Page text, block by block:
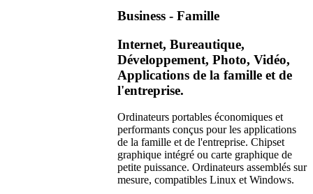
Business - Famille
Internet, Bureautique,
Développement, Photo, Vidéo,
Applications de la famille et de
l'entreprise.
Ordinateurs portables économiques et
performants conçus pour les applications
de la famille et de l'entreprise. Chipset
graphique intégré ou carte graphique de
petite puissance. Ordinateurs assemblés sur
mesure, compatibles Linux et Windows.